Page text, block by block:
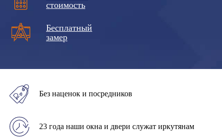
стоимость
Бесплатный
замер
Без наценок и посредников
23 года наши окна и двери служат иркутянам